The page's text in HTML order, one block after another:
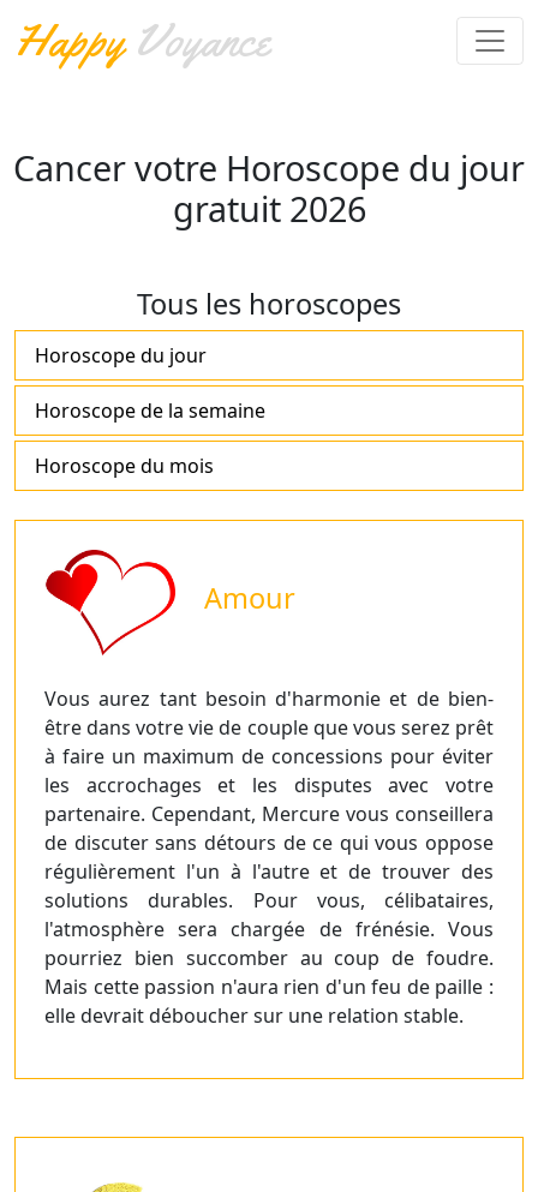
HappyVoyance
Cancer votre Horoscope du jour
gratuit 2026
Tous les horoscopes
Horoscope du jour
Horoscope de la semaine
Horoscope du mois
Amour
Vous aurez tant besoin d'harmonie et de bien-
être dans votre vie de couple que vous serez prêt
à faire un maximum de concessions pour éviter
les accrochages et les disputes avec votre
partenaire. Cependant, Mercure vous conseillera
de discuter sans détours de ce qui vous oppose
régulièrement l'un à l'autre et de trouver des
solutions durables. Pour vous, célibataires,
l'atmosphère sera chargée de frénésie. Vous
pourriez bien succomber au coup de foudre.
Mais cette passion n'aura rien d'un feu de paille :
elle devrait déboucher sur une relation stable.